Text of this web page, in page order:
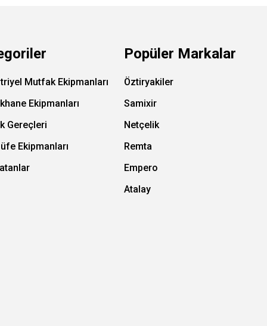
Mutfak Ekipmanları
Ekipmanları
Gereçleri
Ekipmanları
Popüler Markalar
Öztiryakiler
Samixir
Netçelik
Remta
Empero
Atalay